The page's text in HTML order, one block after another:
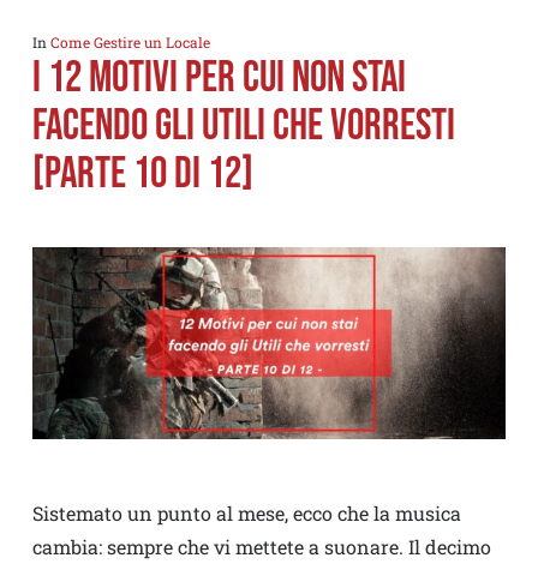
In Come Gestire un Locale
I 12 MOTIVI PER CUI NON STAI
FACENDO GLI UTILI CHE VORRESTI
[PARTE 10 di 12]
Sistemato un punto al mese, ecco che la musica
cambia: sempre che vi mettete a suonare. Il decimo